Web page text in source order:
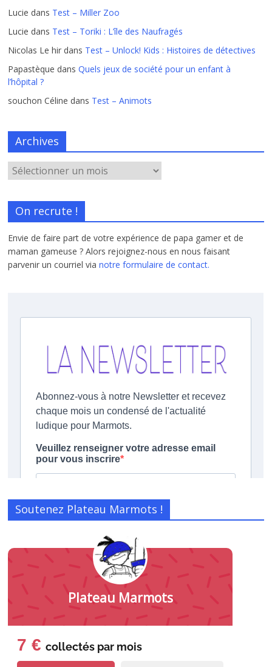
Lucie dans Test – Miller Zoo
Lucie dans Test – Toriki : L’île des Naufragés
Nicolas Le hir dans Test – Unlock! Kids : Histoires de détectives
Papastèque dansQuels jeux de société pour un enfant à
l’hôpital ?
souchon Céline dans Test – Animots
Archives
On recrute !
Envie de faire part de votre expérience de papa gamer et de
maman gameuse ? Alors rejoignez-nous en nous faisant
parvenir un courriel vianotre formulaire de contact.
Soutenez Plateau Marmots !
Plateau Marmots
7 € collectés par mois